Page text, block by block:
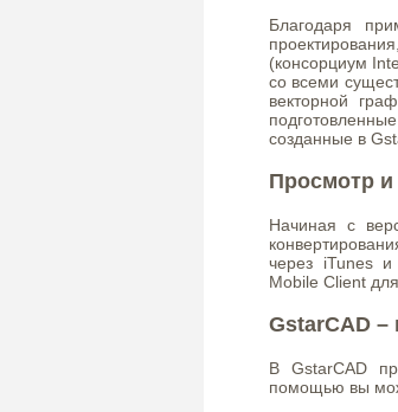
Благодаря
(консорциум
со всеми
векторной
созданные в
Просмотр и
Начиная с
через iTunes
Mobile Client
GstarCAD
В GstarCAD
помощью вы